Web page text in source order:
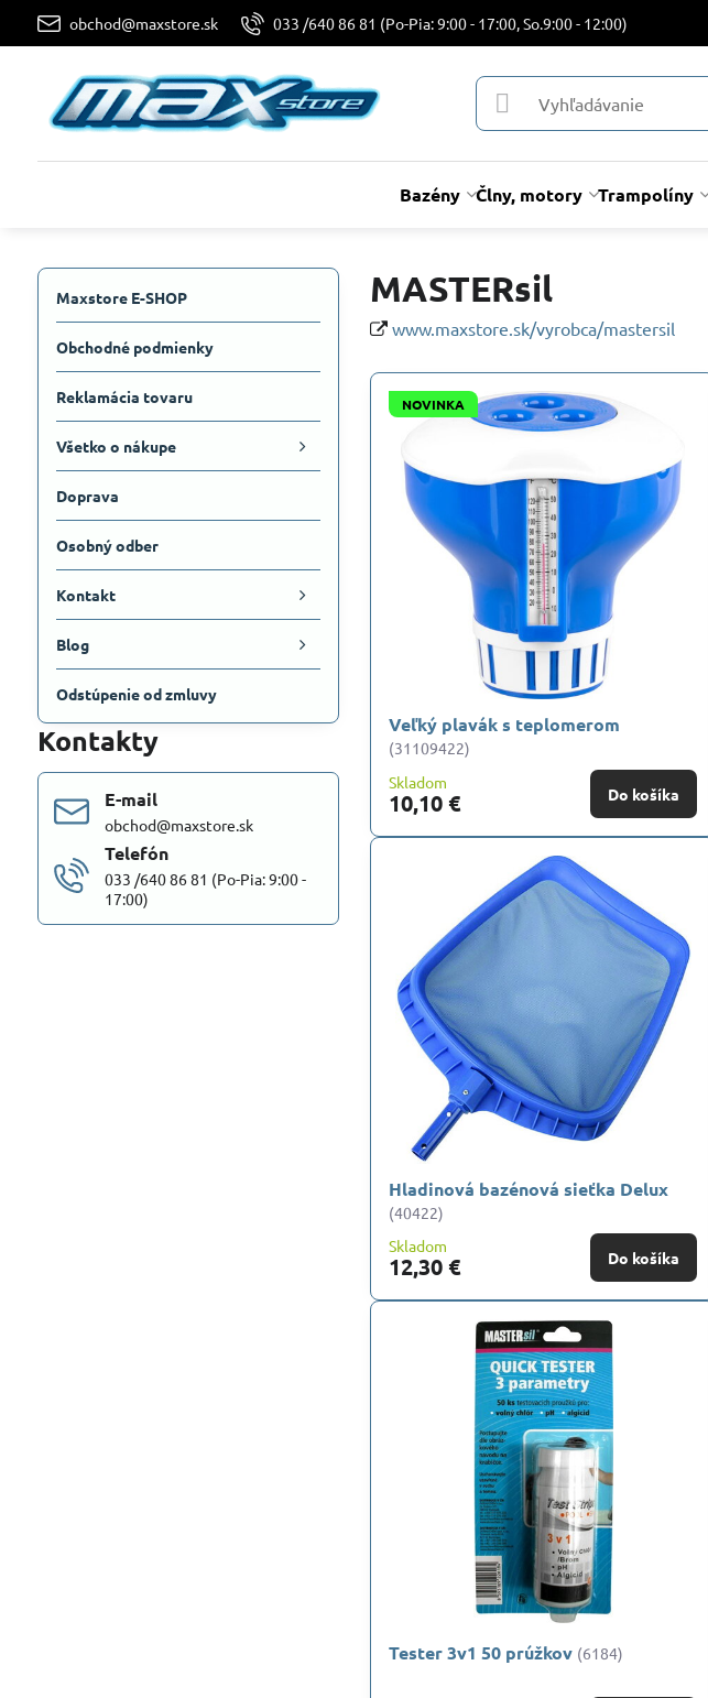
obchod@maxstore.sk 033 /640 86 81 (Po-Pia: 9:00 - 17:00, So.9:00 - 12:00)
Bazény Člny, motory Trampolíny
MASTERsil
www.maxstore.sk/vyrobca/mastersil
NOVINKA
Veľký plavák s teplomerom
(31109422)
Skladom
10,10 € Do košíka
Hladinová bazénová sieťka Delux
(40422)
Skladom
12,30 € Do košíka
Tester 3v1 50 prúžkov (6184)
Maxstore E-SHOP
Obchodné podmienky
Reklamácia tovaru
Všetko o nákupe
Doprava
Osobný odber
Kontakt
Blog
Odstúpenie od zmluvy
Kontakty
E-mail
obchod@maxstore.sk
Telefón
033 /640 86 81 (Po-Pia: 9:00 -
17:00)